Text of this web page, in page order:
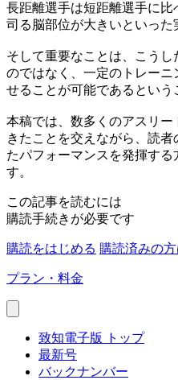
長距離選手は短距離選手に
司る脳部位が大きいといった
そして重要なことは、こう
のではなく、一定のトレー
せることが可能であるという
本稿では、数多くのアスリ
きたことを交えながら、読
たパフォーマンスを発揮す
す。
この記事を読むには
購読手続きが必要です
購読をはじめる 購読済みの
プラン・料金
致知電子版 トップ
最新号
バックナンバー